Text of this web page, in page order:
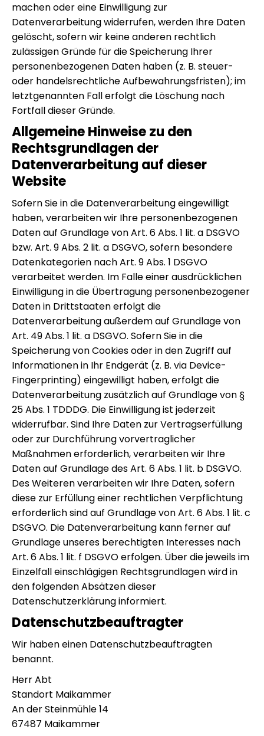
machen oder eine Einwilligung zur
Datenverarbeitung widerrufen, werden Ihre Daten
gelöscht, sofern wir keine anderen rechtlich
zulässigen Gründe für die Speicherung Ihrer
personenbezogenen Daten haben (z. B. steuer-
oder handelsrechtliche Aufbewahrungsfristen); im
letztgenannten Fall erfolgt die Löschung nach
Fortfall dieser Gründe.
Allgemeine Hinweise zu den
Rechtsgrundlagen der
Datenverarbeitung auf dieser
Website
Sofern Sie in die Datenverarbeitung eingewilligt
haben, verarbeiten wir Ihre personenbezogenen
Daten auf Grundlage von Art. 6 Abs. 1 lit. a DSGVO
bzw. Art. 9 Abs. 2 lit. a DSGVO, sofern besondere
Datenkategorien nach Art. 9 Abs. 1 DSGVO
verarbeitet werden. Im Falle einer ausdrücklichen
Einwilligung in die Übertragung personenbezogener
Daten in Drittstaaten erfolgt die
Datenverarbeitung außerdem auf Grundlage von
Art. 49 Abs. 1 lit. a DSGVO. Sofern Sie in die
Speicherung von Cookies oder in den Zugriff auf
Informationen in Ihr Endgerät (z. B. via Device-
Fingerprinting) eingewilligt haben, erfolgt die
Datenverarbeitung zusätzlich auf Grundlage von §
25 Abs. 1 TDDDG. Die Einwilligung ist jederzeit
widerrufbar. Sind Ihre Daten zur Vertragserfüllung
oder zur Durchführung vorvertraglicher
Maßnahmen erforderlich, verarbeiten wir Ihre
Daten auf Grundlage des Art. 6 Abs. 1 lit. b DSGVO.
Des Weiteren verarbeiten wir Ihre Daten, sofern
diese zur Erfüllung einer rechtlichen Verpflichtung
erforderlich sind auf Grundlage von Art. 6 Abs. 1 lit. c
DSGVO. Die Datenverarbeitung kann ferner auf
Grundlage unseres berechtigten Interesses nach
Art. 6 Abs. 1 lit. f DSGVO erfolgen. Über die jeweils im
Einzelfall einschlägigen Rechtsgrundlagen wird in
den folgenden Absätzen dieser
Datenschutzerklärung informiert.
Datenschutz­beauftragter
Wir haben einen Datenschutzbeauftragten
benannt.
Herr Abt
Standort Maikammer
An der Steinmühle 14
67487 Maikammer